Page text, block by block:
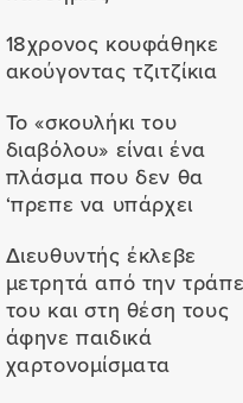
18χρονος κουφάθηκε
ακούγοντας τζιτζίκια
Το «σκουλήκι του
διαβόλου» είναι ένα
πλάσμα που δεν θα
‘πρεπε να υπάρχει
Διευθυντής έκλεβε
μετρητά από την
του και στη θέση τους
άφηνε παιδικά
χαρτονομίσματα